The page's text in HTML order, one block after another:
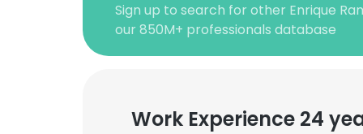
Sign up to search for other Enrique
our 850M+ professionals database
Work Experience 24